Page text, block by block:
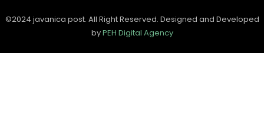
©2024 javanica post. All Right Reserved. Designed and Developed
byPEH Digital Agency